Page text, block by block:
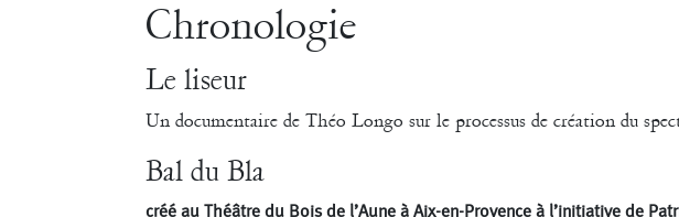
Eric Houzelot
Georges Appaix
Jean-Pierre Larroche
Chronologie
Le liseur
Un documentaire de Théo Longo sur le processus de création du
Bal du Bla
créé au Théâtre du Bois de l’Aune à Aix-en-Provence à l’initiative de